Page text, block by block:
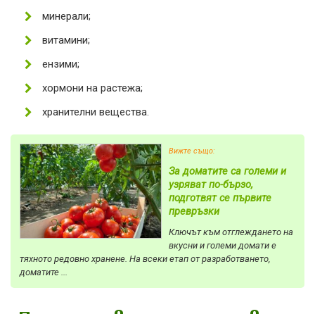
минерали;
витамини;
ензими;
хормони на растежа;
хранителни вещества.
Вижте също:
За доматите са големи и
узряват по-бързо,
подготвят се първите
превръзки
Ключът към отглеждането на
вкусни и големи домати е
тяхното редовно хранене. На всеки етап от разработването,
доматите ...